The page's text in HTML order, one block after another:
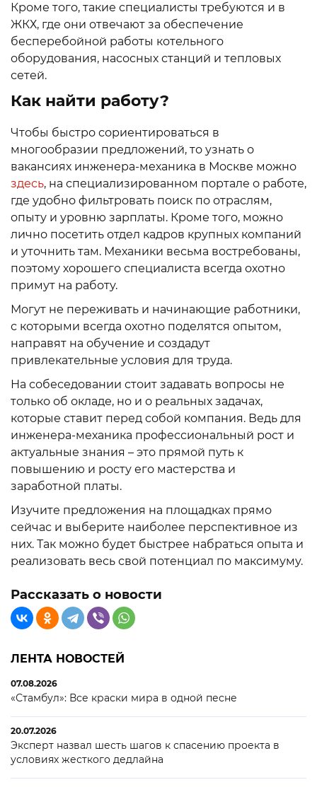
Кроме того, такие специалисты требуются и в
ЖКХ, где они отвечают за обеспечение
бесперебойной работы котельного
оборудования, насосных станций и тепловых
сетей.
Как найти работу?
Чтобы быстро сориентироваться в
многообразии предложений, то узнать о
вакансиях инженера-механика в Москве можно
здесь, на специализированном портале о работе,
где удобно фильтровать поиск по отраслям,
опыту и уровню зарплаты. Кроме того, можно
лично посетить отдел кадров крупных компаний
и уточнить там. Механики весьма востребованы,
поэтому хорошего специалиста всегда охотно
примут на работу.
Могут не переживать и начинающие работники,
с которыми всегда охотно поделятся опытом,
направят на обучение и создадут
привлекательные условия для труда.
На собеседовании стоит задавать вопросы не
только об окладе, но и о реальных задачах,
которые ставит перед собой компания. Ведь для
инженера-механика профессиональный рост и
актуальные знания – это прямой путь к
повышению и росту его мастерства и
заработной платы.
Изучите предложения на площадках прямо
сейчас и выберите наиболее перспективное из
них. Так можно будет быстрее набраться опыта и
реализовать весь свой потенциал по максимуму.
Рассказать о новости
ЛЕНТА НОВОСТЕЙ
07.08.2026
«Стамбул»: Все краски мира в одной песне
20.07.2026
Эксперт назвал шесть шагов к спасению проекта в
условиях жесткого дедлайна